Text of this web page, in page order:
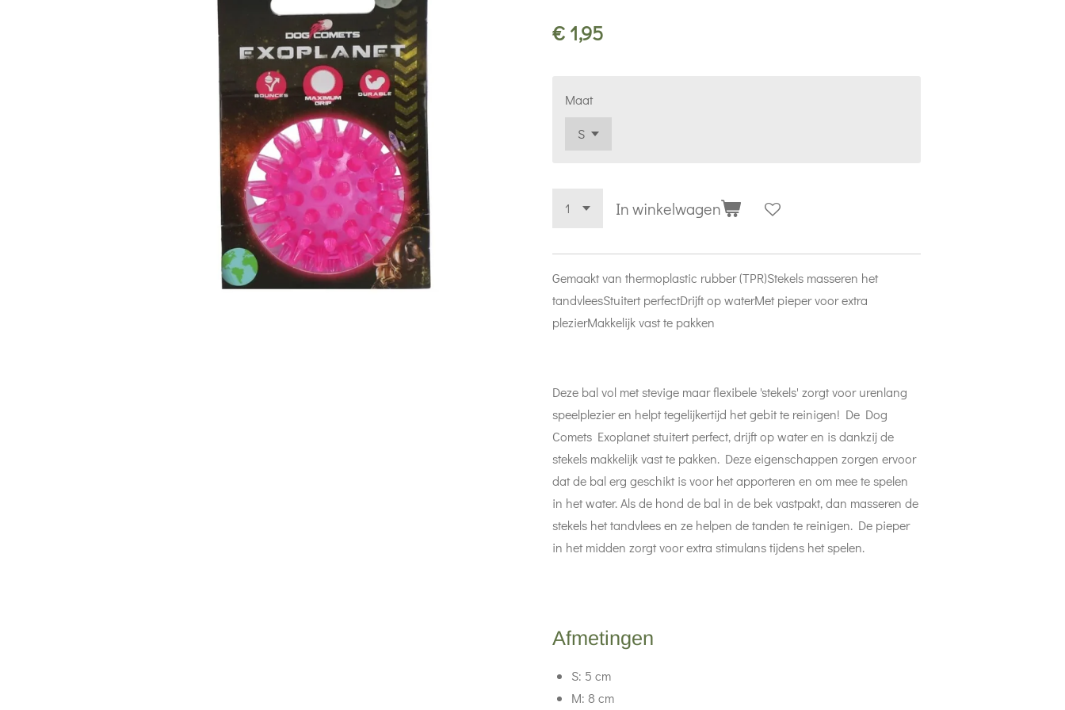
€ 1,95
Maat
In winkelwagen
Gemaakt van thermoplastic rubber (TPR)Stekels masseren het
tandvleesStuitert perfectDrijft op waterMet pieper voor extra
plezierMakkelijk vast te pakken
Deze bal vol met stevige maar flexibele 'stekels' zorgt voor urenlang
speelplezier en helpt tegelijkertijd het gebit te reinigen! De Dog
Comets Exoplanet stuitert perfect, drijft op water en is dankzij de
stekels makkelijk vast te pakken. Deze eigenschappen zorgen ervoor
dat de bal erg geschikt is voor het apporteren en om mee te spelen
in het water. Als de hond de bal in de bek vastpakt, dan masseren de
stekels het tandvlees en ze helpen de tanden te reinigen. De pieper
in het midden zorgt voor extra stimulans tijdens het spelen.
Afmetingen
S: 5 cm
M: 8 cm